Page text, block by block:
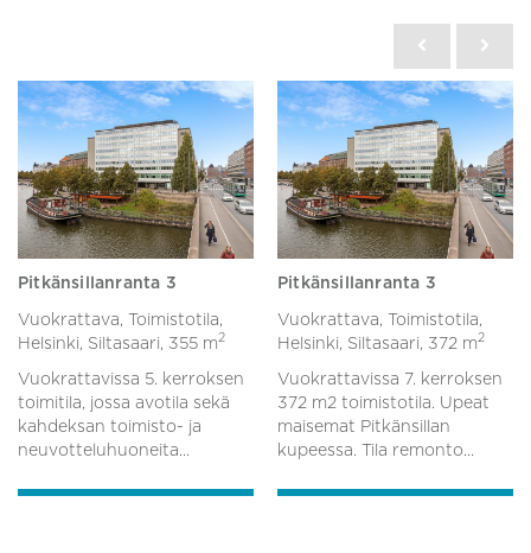
Pitkänsillanranta 3
Vuokrattava, Toimistotila,
Helsinki, Siltasaari, 355 m2
Vuokrattavissa 5. kerroksen
toimitila, jossa avotila sekä
kahdeksan toimisto- ja
neuvotteluhuoneita...
Pitkänsillanranta 3
Vuokrattava, Toimistotila,
Helsinki, Siltasaari, 372 m2
Vuokrattavissa 7. kerroksen
372 m2 toimistotila. Upeat
maisemat Pitkänsillan
kupeessa. Tila remonto...